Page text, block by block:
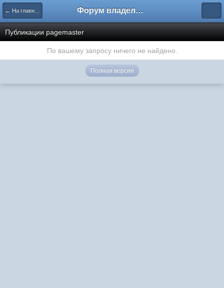
← На главную Форум владельцев интернет-магазинов
Публикации pagemaster
По вашему запросу ничего не найдено.
Полная версия